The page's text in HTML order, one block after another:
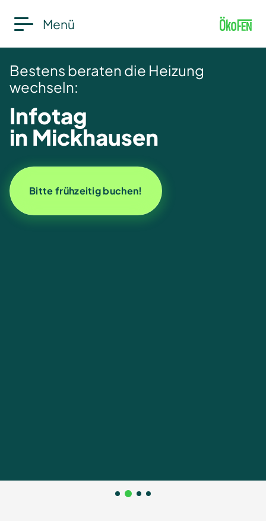
Menü
Neue
Förderung
bis zu 80%
sichern!
Bestens beraten die Heizung
wechseln:
Infotag
in Mickhausen
Bitte frühzeitig buchen!
Platzsparender
Pufferspeicher
für Wärmepumpe
Mehr erfahren